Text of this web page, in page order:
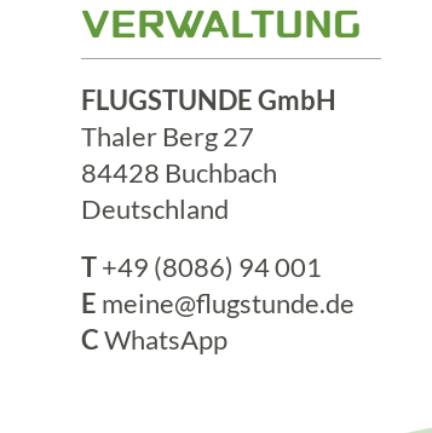
VERWALTUNG
FLUGSTUNDE GmbH
Thaler Berg 27
84428 Buchbach
Deutschland
T+49 (8086) 94 001
E meine@flugstunde.de
CWhatsApp